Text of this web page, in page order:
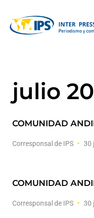
julio
COMUNIDAD
Corresponsal de IPS 30
COMUNIDAD
Corresponsal de IPS 30